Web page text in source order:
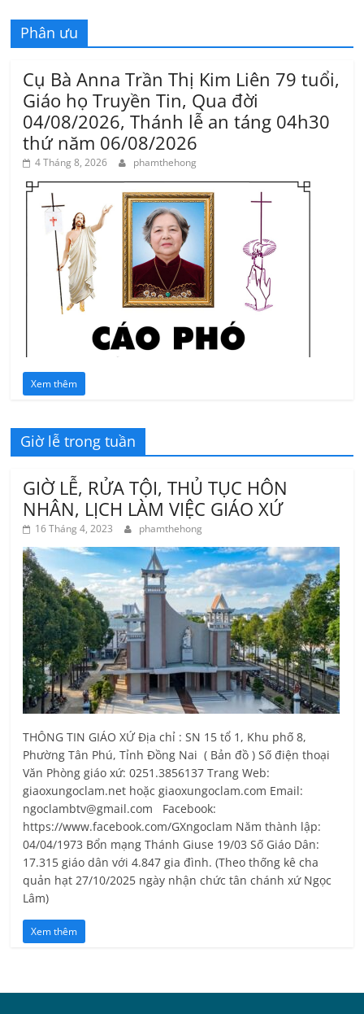
Phân ưu
Cụ Bà Anna Trần Thị Kim Liên 79 tuổi,
Giáo họ Truyền Tin, Qua đời
04/08/2026, Thánh lễ an táng 04h30
thứ năm 06/08/2026
4 Tháng 8, 2026 phamthehong
Xem thêm
Giờ lễ trong tuần
GIỜ LỄ, RỬA TỘI, THỦ TỤC HÔN
NHÂN, LỊCH LÀM VIỆC GIÁO XỨ
16 Tháng 4, 2023 phamthehong
THÔNG TIN GIÁO XỨ Địa chỉ : SN 15 tổ 1, Khu phố 8,
Phường Tân Phú, Tỉnh Ðồng Nai ( Bản đồ ) Số điện thoại
Văn Phòng giáo xứ: 0251.3856137 Trang Web:
giaoxungoclam.net hoặc giaoxungoclam.com Email:
ngoclambtv@gmail.com Facebook:
https://www.facebook.com/GXngoclam Năm thành lập:
04/04/1973 Bổn mạng Thánh Giuse 19/03 Số Giáo Dân:
17.315 giáo dân với 4.847 gia đình. (Theo thống kê cha
quản hạt 27/10/2025 ngày nhận chức tân chánh xứ Ngọc
Lâm)
Xem thêm